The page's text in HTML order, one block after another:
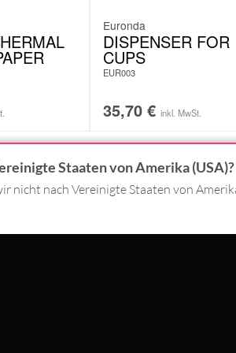
Euronda
DISPENSER FOR
CUPS
EUR003
35,70 € inkl. MwSt.
DU
Staaten von Amerika (USA)?
nicht nach Vereinigte Staaten von